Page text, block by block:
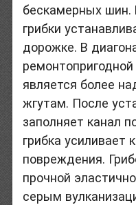
бескамерных шин.
грибки
дорожке. В
является более
жгутам. После
заполняет канал
грибка усиливает
повреждения.
прочной
серым